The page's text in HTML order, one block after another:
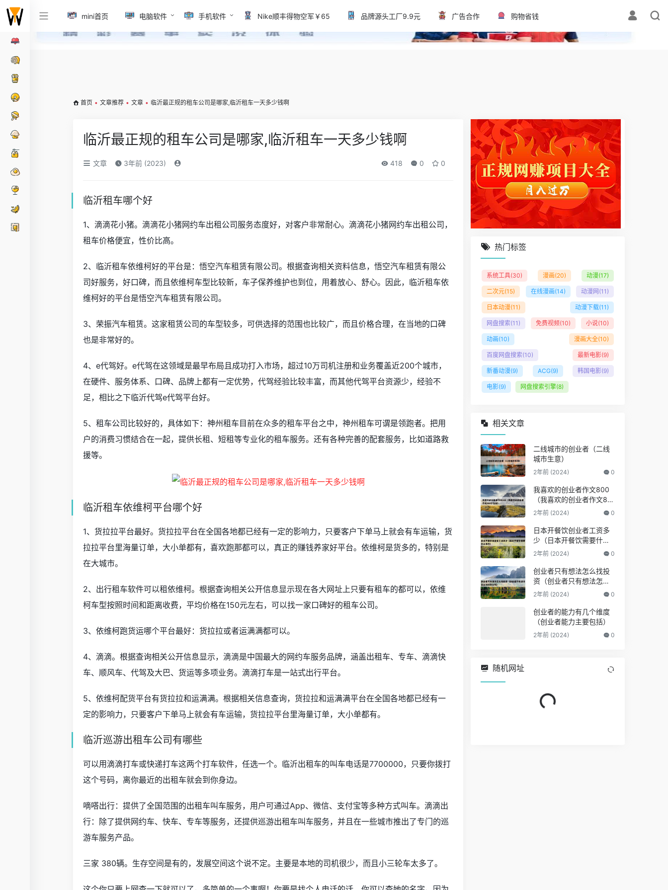
✕
mini首页 电脑软件 手机软件 Nike顺丰得物空军￥65 品牌源头工厂9.9元 广告合作 购物省钱
首页 • 文章推荐 • 文章 • 临沂最正规的租车公司是哪家,临沂租车一天多少钱啊
临沂最正规的租车公司是哪家,临沂租车一天多少钱啊
文章 3年前 (2023) 418 0 0
临沂租车哪个好
1、滴滴花小猪。滴滴花小猪网约车出租公司服务态度好，对客户非常耐心。滴滴花小猪网约车出租公司，
租车价格便宜，性价比高。
2、临沂租车依维柯好的平台是：悟空汽车租赁有限公司。根据查询相关资料信息，悟空汽车租赁有限公
司好服务，好口碑，而且依维柯车型比较新，车子保养维护也到位，用着放心、舒心。因此，临沂租车依
维柯好的平台是悟空汽车租赁有限公司。
3、荣振汽车租赁。这家租赁公司的车型较多，可供选择的范围也比较广，而且价格合理，在当地的口碑
也是非常好的。
4、e代驾好。e代驾在这领域是最早布局且成功打入市场，超过10万司机注册和业务覆盖近200个城市，
在硬件、服务体系、口碑、品牌上都有一定优势，代驾经验比较丰富，而其他代驾平台资源少，经验不
足，相比之下临沂代驾e代驾平台好。
5、租车公司比较好的，具体如下：神州租车目前在众多的租车平台之中，神州租车可谓是领跑者。把用
户的消费习惯结合在一起，提供长租、短租等专业化的租车服务。还有各种完善的配套服务，比如道路救
援等。
临沂租车依维柯平台哪个好
1、货拉拉平台最好。货拉拉平台在全国各地都已经有一定的影响力，只要客户下单马上就会有车运输，货
拉拉平台里海量订单，大小单都有，喜欢跑那都可以，真正的赚钱养家好平台。依维柯是货多的，特别是
在大城市。
2、出行租车软件可以租依维柯。根据查询相关公开信息显示现在各大网址上只要有租车的都可以，依维
柯车型按照时间和距离收费，平均价格在150元左右，可以找一家口碑好的租车公司。
3、依维柯跑货运哪个平台最好：货拉拉或者运满满都可以。
4、滴滴。根据查询相关公开信息显示，滴滴是中国最大的网约车服务品牌，涵盖出租车、专车、滴滴快
车、顺风车、代驾及大巴、货运等多项业务。滴滴打车是一站式出行平台。
5、依维柯配货平台有货拉拉和运满满。根据相关信息查询，货拉拉和运满满平台在全国各地都已经有一
定的影响力，只要客户下单马上就会有车运输，货拉拉平台里海量订单，大小单都有。
临沂巡游出租车公司有哪些
可以用滴滴打车或快递打车这两个打车软件，任选一个。临沂出租车的叫车电话是7700000，只要你拨打
这个号码，离你最近的出租车就会到你身边。
嘀嗒出行：提供了全国范围的出租车叫车服务，用户可通过App、微信、支付宝等多种方式叫车。滴滴出
行：除了提供网约车、快车、专车等服务，还提供巡游出租车叫车服务，并且在一些城市推出了专门的巡
游车服务产品。
三家 380辆。生存空间是有的，发展空间这个说不定。主要是本地的司机很少，而且小三轮车太多了。
热门标签
系统工具(30) 漫画(20) 动漫(17)
二次元(15) 在线漫画(14) 动漫网 (11)
日本动漫(11) 动漫下载(11)
网盘搜索(11) 免费视频(10) 小说(10)
动画(10) 漫画大全(10)
百度网盘搜索(10) 最新电影(9)
新番动漫(9) ACG(9) 韩国电影(9)
电影(9) 网盘搜索引擎(8)
相关文章
二线城市的创业者（二线
城市生意）
2年前 (2024) 0
我喜欢的创业者作文800
（我喜欢的创业者作文80
0字左右）
2年前 (2024) 0
日本开餐饮创业者工资多
少（日本开餐饮需要什么
条件）
2年前 (2024) 0
创业者只有想法怎么找投
资（创业者只有想法怎么
找投资公司）
2年前 (2024) 0
创业者的能力有几个维度
（创业者能力主要包括）
2年前 (2024) 0
随机网址
Loading...